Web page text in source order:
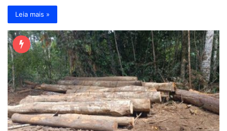
Leia mais »